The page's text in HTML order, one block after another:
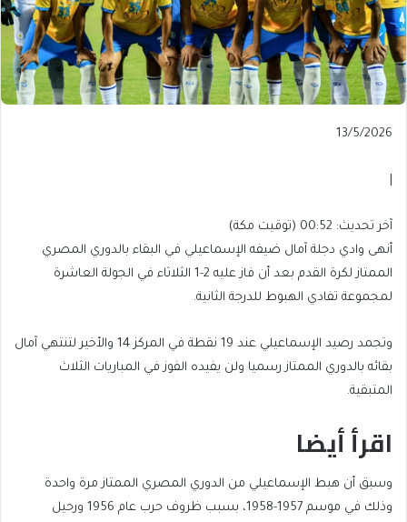
Published
13/5/2026
آخر
تحديث:
00:52
(توقيت
آخر تحديث: 00:52 (توقيت مكة)
أنهى وادي دجلة آمال ضيفه الإسماعيلي في البقاء بالدوري المصري
الممتاز لكرة القدم بعد أن فاز عليه 2-1 الثلاثاء في الجولة العاشرة
لمجموعة تفادي الهبوط للدرجة الثانية.
وتجمد رصيد الإسماعيلي عند 19 نقطة في المركز 14 والأخير لتنتهي آمال
بقائه بالدوري الممتاز رسميا ولن يفيده الفوز في المباريات الثلاث
المتبقية.
اقرأ أيضا
list
of
end
of
وسبق أن هبط الإسماعيلي من الدوري المصري الممتاز مرة واحدة
وذلك في موسم 1957-1958، بسبب ظروف حرب عام 1956 ورحيل